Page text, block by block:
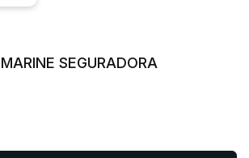
ExtrajudiciaisSEGURADORA